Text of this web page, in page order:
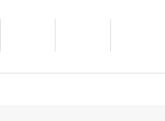
きます
えメニューを開く